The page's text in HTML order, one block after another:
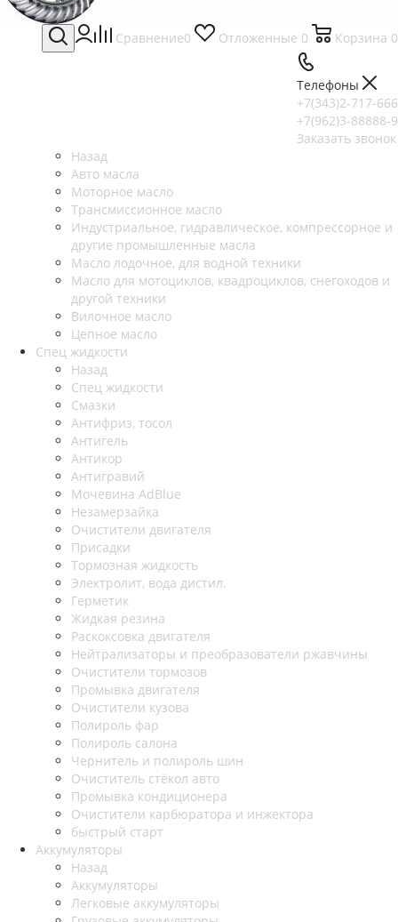
Сравнение0 Отложенные 0 Корзина 0
Телефоны
+7(343)2-717-666
+7(962)3-88888-9
Заказать звонок
Назад
Авто масла
Моторное масло
Трансмиссионное масло
Индустриальное, гидравлическое, компрессорное и
другие промышленные масла
Масло лодочное, для водной техники
Масло для мотоциклов, квадроциклов, снегоходов и
другой техники
Вилочное масло
Цепное масло
Спец жидкости
Назад
Спец жидкости
Смазки
Антифриз, тосол
Антигель
Антикор
Антигравий
Мочевина AdBlue
Незамерзайка
Очистители двигателя
Присадки
Тормозная жидкость
Электролит, вода дистил.
Герметик
Жидкая резина
Раскоксовка двигателя
Нейтрализаторы и преобразователи ржавчины
Очистители тормозов
Промывка двигателя
Очистители кузова
Полироль фар
Полироль салона
Чернитель и полироль шин
Очиститель стёкол авто
Промывка кондиционера
Очистители карбюратора и инжектора
быстрый старт
Аккумуляторы
Назад
Аккумуляторы
Легковые аккумуляторы